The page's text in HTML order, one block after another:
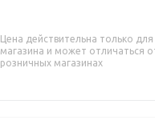
Цена действительна только
магазина и может отличаться
розничных магазинах